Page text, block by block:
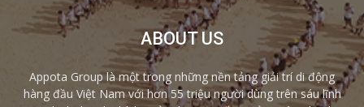
ABOUT US
Appota Group là một trong những nền tảng giải trí di động
hàng đầu Việt Nam với hơn 55 triệu người dùng trên sáu lĩnh